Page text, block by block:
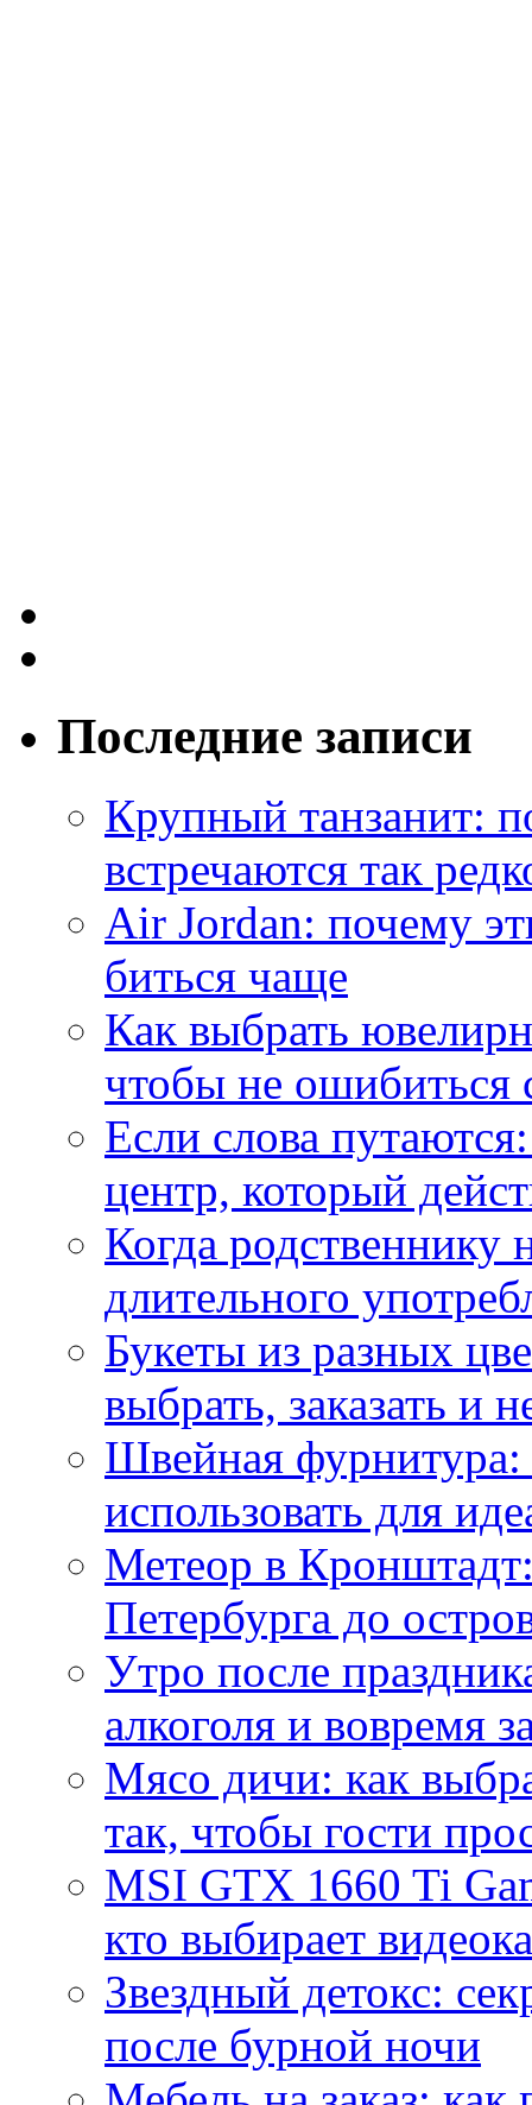
Последние записи
Крупный танзанит:
встречаются так
Air Jordan: почему
биться чаще
Как выбрать
чтобы не ошибиться
Если слова
центр, который
Когда
длительного
Букеты из разных
выбрать, заказать и
Швейная фурнитура:
использовать для
Метеор в
Петербурга до
Утро после
алкоголя и вовремя
Мясо дичи: как
так, чтобы гости
MSI GTX 1660 Ti
кто выбирает
Звездный детокс:
после бурной ночи